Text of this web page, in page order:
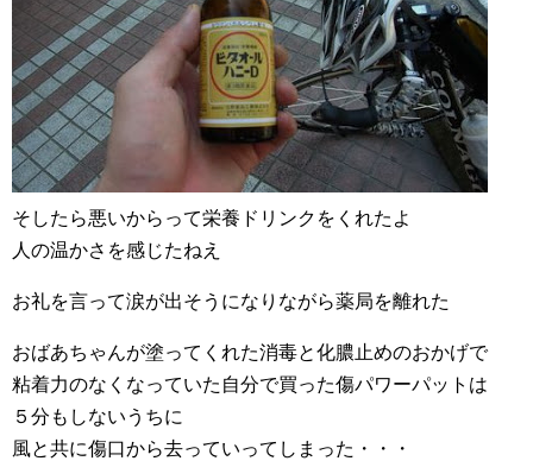
そしたら悪いからって栄養ドリンクをくれたよ
人の温かさを感じたねえ
お礼を言って涙が出そうになりながら薬局を離れた
おばあちゃんが塗ってくれた消毒と化膿止めのおかげで
粘着力のなくなっていた自分で買った傷パワーパットは
５分もしないうちに
風と共に傷口から去っていってしまった・・・